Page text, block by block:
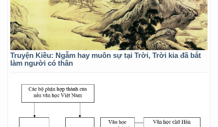
Truyện Kiều: Ngẫm hay muôn sự tại Trời, Trời kia đã bắt
làm người có thân